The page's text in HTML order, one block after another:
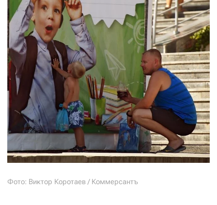
Фото: Виктор Коротаев / Коммерсантъ